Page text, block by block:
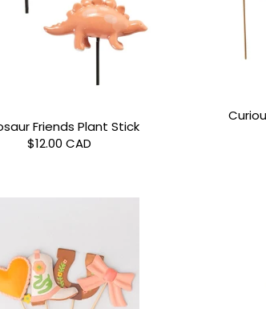
Friends Plant Stick
$12.00 CAD